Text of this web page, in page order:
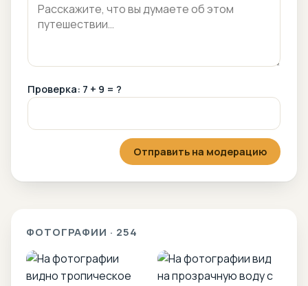
Проверка: 7 + 9 = ?
Отправить на модерацию
ФОТОГРАФИИ · 254